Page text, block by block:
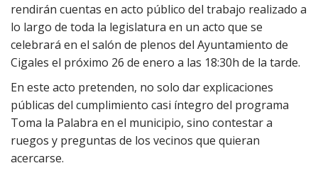
rendirán cuentas en acto público del trabajo realizado a
lo largo de toda la legislatura en un acto que se
celebrará en el salón de plenos del Ayuntamiento de
Cigales el próximo 26 de enero a las 18:30h de la tarde.
En este acto pretenden, no solo dar explicaciones
públicas del cumplimiento casi íntegro del programa
Toma la Palabra en el municipio, sino contestar a
ruegos y preguntas de los vecinos que quieran
acercarse.